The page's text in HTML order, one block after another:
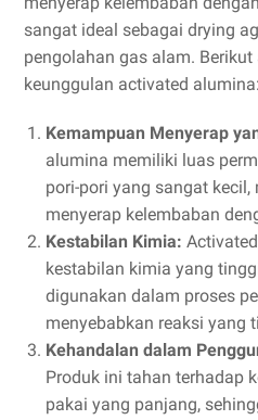
sangat ideal sebagai drying
pengolahan gas alam. Berikut
keunggulan activated alumina:
Kemampuan Menyerap
alumina memiliki luas
pori-pori yang sangat
menyerap kelembaban
Kestabilan Kimia:
kestabilan kimia yang
digunakan dalam proses
menyebabkan reaksi yang
Kehandalan dalam
Produk ini tahan terhadap
pakai yang panjang,